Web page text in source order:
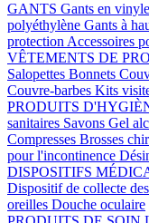
GANTS Gants en vinyle
polyéthylène Gants à
protection Accessoires
VÊTEMENTS DE
Salopettes Bonnets
Couvre-barbes Kits
PRODUITS
sanitaires Savons Gel
Compresses Brosses
pour l'incontinence
DISPOSITIFS
Dispositif de collecte
oreilles Douche oculaire